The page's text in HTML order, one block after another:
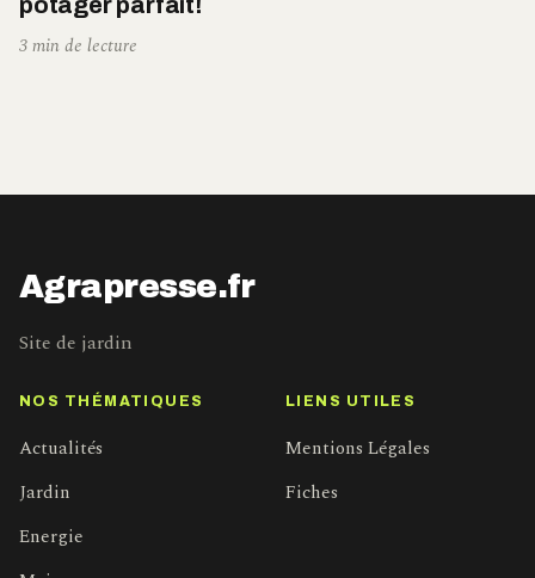
potager parfait!
3 min de lecture
Agrapresse.fr
Site de jardin
NOS THÉMATIQUES
Actualités
Jardin
Energie
LIENS UTILES
Mentions Légales
Fiches